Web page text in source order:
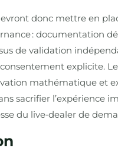
donc mettre en
: documentation
de validation
explicite.
mathématique et
sacrifier l’expérience
du live‑dealer de